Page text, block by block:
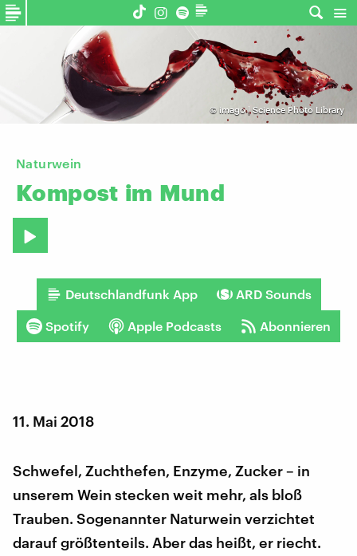
© imago | Science Photo Library
Naturwein
Kompost im Mund
Deutschlandfunk App ARD Sounds
Spotify Apple Podcasts Abonnieren
11. Mai 2018
Schwefel, Zuchthefen, Enzyme, Zucker – in
unserem Wein stecken weit mehr, als bloß
Trauben. Sogenannter Naturwein verzichtet
darauf größtenteils. Aber das heißt, er riecht.